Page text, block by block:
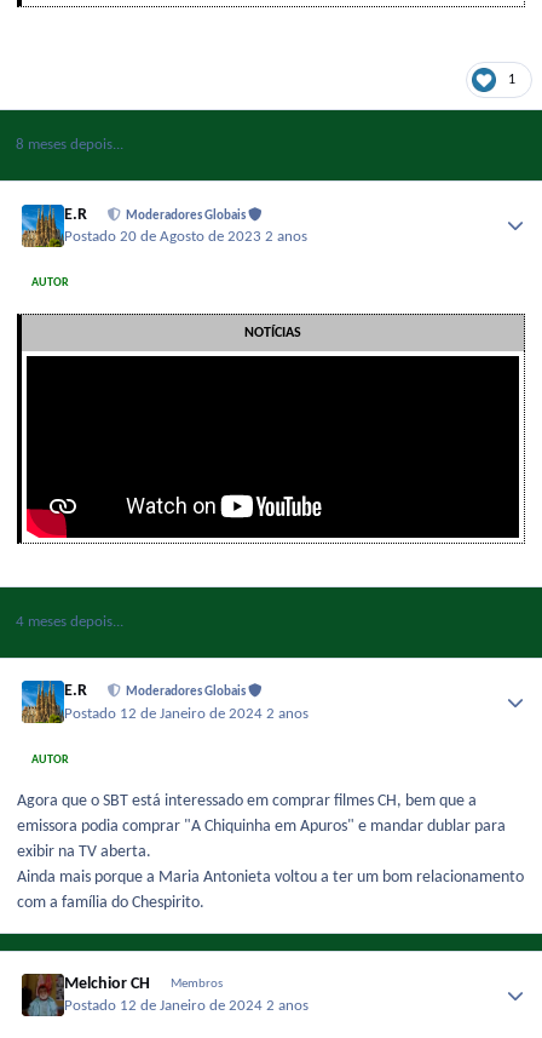
1
8 meses depois...
E.R Moderadores Globais
Postado20 de Agosto de 20232 anos
AUTOR
NOTÍCIAS
4 meses depois...
E.R Moderadores Globais
Postado 12 de Janeiro de 20242 anos
AUTOR
Agora que o SBT está interessado em comprar filmes CH, bem que a
emissora podia comprar "A Chiquinha em Apuros" e mandar dublar para
exibir na TV aberta.
Ainda mais porque a Maria Antonieta voltou a ter um bom relacionamento
com a família do Chespirito.
Melchior CH Membros
Postado 12 de Janeiro de 20242 anos